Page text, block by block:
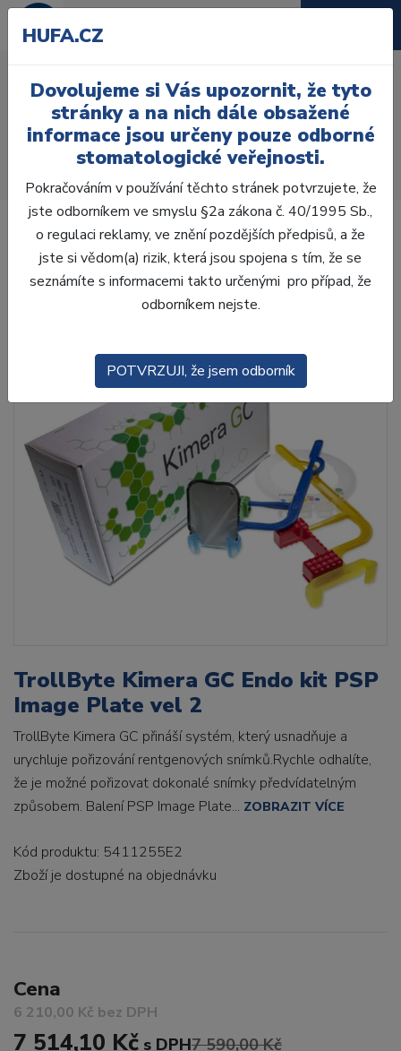
Endo Kit
Úvod Ordinace Rentgenologie
Příslušenství
Držáky RVG senzorů
TrollByte Kimera GC Endo kit PSP Image Plate vel 2
TrollByte Kimera GC Endo kit PSP
Image Plate vel 2
TrollByte Kimera GC přináší systém, který usnadňuje a
urychluje pořizování rentgenových snímků.Rychle odhalíte,
že je možné pořizovat dokonalé snímky předvídatelným
způsobem. Balení PSP Image Plate... ZOBRAZIT VÍCE
Kód produktu: 5411255E2
Zboží je dostupné na objednávku
Cena
6 210,00 Kč bez DPH
7 514,10 Kč s DPH7 590,00 Kč
HUFA.CZ
Dovolujeme si Vás upozornit, že tyto
stránky a na nich dále obsažené
informace jsou určeny pouze odborné
stomatologické veřejnosti.
Pokračováním v používání těchto stránek potvrzujete, že
jste odborníkem ve smyslu §2a zákona č. 40/1995 Sb.,
o regulaci reklamy, ve znění pozdějších předpisů, a že
jste si vědom(a) rizik, která jsou spojena s tím, že se
seznámíte s informacemi takto určenými pro případ, že
odborníkem nejste.
POTVRZUJI, že jsem odborník